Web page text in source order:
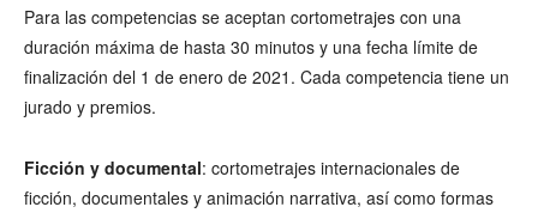
Para las competencias se aceptan cortometrajes con una
duración máxima de hasta 30 minutos y una fecha límite de
finalización del 1 de enero de 2021. Cada competencia tiene un
jurado y premios.
Ficción y documental: cortometrajes internacionales de
ficción, documentales y animación narrativa, así como formas